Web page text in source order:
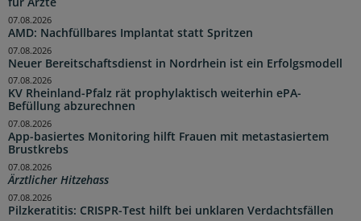
AMD: Nachfüllbares Implantat statt Spritzen
07.08.2026
Neuer Bereitschaftsdienst in Nordrhein ist ein Erfolgsmodell
07.08.2026
KV Rheinland-Pfalz rät prophylaktisch weiterhin ePA-
Befüllung abzurechnen
07.08.2026
App-basiertes Monitoring hilft Frauen mit metastasiertem
Brustkrebs
07.08.2026
Ärztlicher Hitzehass
07.08.2026
Pilzkeratitis: CRISPR-Test hilft bei unklaren Verdachtsfällen
07.08.2026